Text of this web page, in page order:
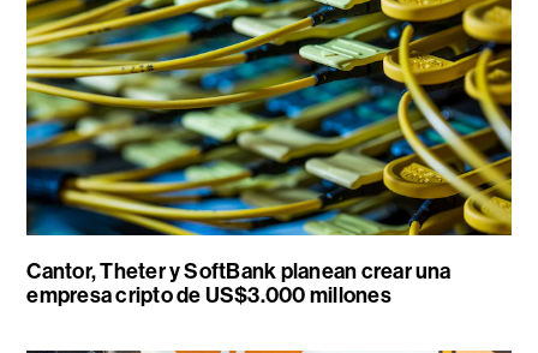
Cantor, Theter y SoftBank planean crear una
empresa cripto de US$3.000 millones